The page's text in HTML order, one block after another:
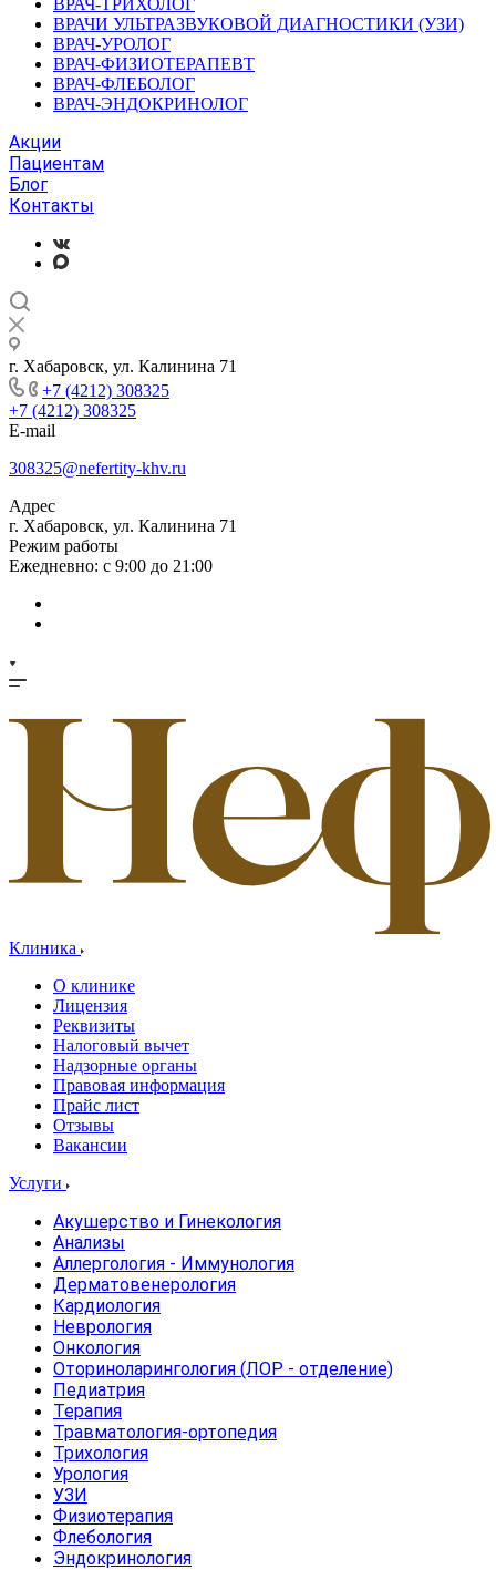
ВРАЧ-ТРИХОЛОГ
ВРАЧИ УЛЬТРАЗВУКОВОЙ ДИАГНОСТИКИ (УЗИ)
ВРАЧ-УРОЛОГ
ВРАЧ-ФИЗИОТЕРАПЕВТ
ВРАЧ-ФЛЕБОЛОГ
ВРАЧ-ЭНДОКРИНОЛОГ
Акции
Пациентам
Блог
Контакты
г. Хабаровск, ул. Калинина 71
+7 (4212) 308325
+7 (4212) 308325
E-mail
308325@nefertity-khv.ru
Адрес
г. Хабаровск, ул. Калинина 71
Режим работы
Ежедневно: с 9:00 до 21:00
Клиника
О клинике
Лицензия
Реквизиты
Налоговый вычет
Надзорные органы
Правовая информация
Прайс лист
Отзывы
Вакансии
Услуги
Акушерство и Гинекология
Анализы
Аллергология - Иммунология
Дерматовенерология
Кардиология
Неврология
Онкология
Оториноларингология (ЛОР - отделение)
Педиатрия
Терапия
Травматология-ортопедия
Трихология
Урология
УЗИ
Физиотерапия
Флебология
Эндокринология